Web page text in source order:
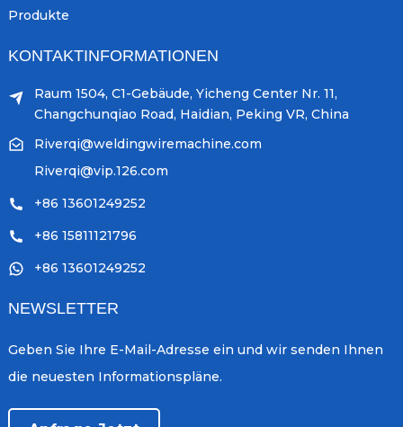
Produkte
KONTAKTINFORMATIONEN
Raum 1504, C1-Gebäude, Yicheng Center Nr. 11,
Changchunqiao Road, Haidian, Peking VR, China
Riverqi@weldingwiremachine.com
Riverqi@vip.126.com
+86 13601249252
+86 15811121796
+86 13601249252
NEWSLETTER
Geben Sie Ihre E-Mail-Adresse ein und wir senden Ihnen
die neuesten Informationspläne.